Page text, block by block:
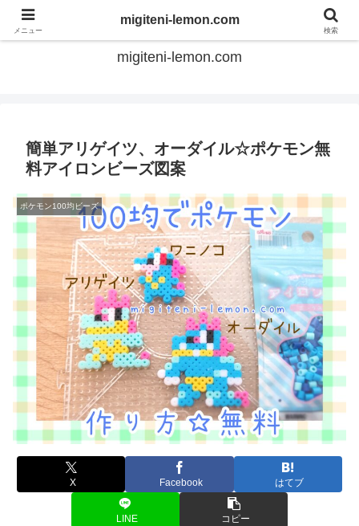
てのひらアイロンビーズ
migiteni-lemon.com
簡単アリゲイツ、オーダイル☆ポケモン無
料アイロンビーズ図案
ポケモン100均ビーズ
X Facebook はてブ
LINE コピー
メニュー
migiteni-lemon.com
検索